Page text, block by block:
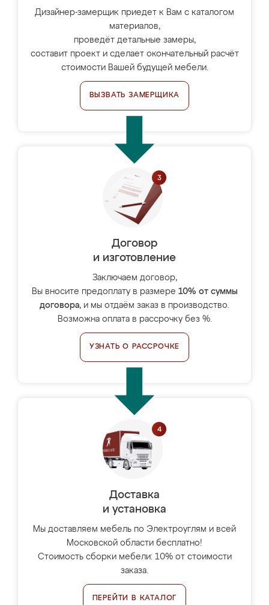
Дизайнер-замерщик приедет к Вам с каталогом
материалов,
проведёт детальные замеры,
составит проект и сделает окончательный расчёт
стоимости Вашей будущей мебели.
ВЫЗВАТЬ ЗАМЕРЩИКА
Договор
и изготовление
Заключаем договор,
Вы вносите предоплату в размере 10% от суммы
договора, и мы отдаём заказ в производство.
Возможна оплата в рассрочку без %.
УЗНАТЬ О РАССРОЧКЕ
Доставка
и установка
Мы доставляем мебель по Электроуглям и всей
Московской области бесплатно!
Стоимость сборки мебели: 10% от стоимости
заказа.
ПЕРЕЙТИ В КАТАЛОГ